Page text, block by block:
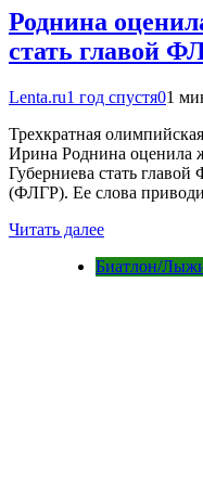
Роднина
стать главой
Lenta.ru1 год спустя01
Трехкратная
Ирина Роднина оценила
Губерниева стать
(ФЛГР). Ее слова
Читать далее
Биатлон/